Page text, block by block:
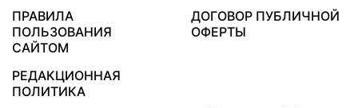
ПРАВИЛА
ПОЛЬЗОВАНИЯ
САЙТОМ
ДОГОВОР ПУБЛИЧНОЙ
ОФЕРТЫ
РЕДАКЦИОННАЯ
ПОЛИТИКА